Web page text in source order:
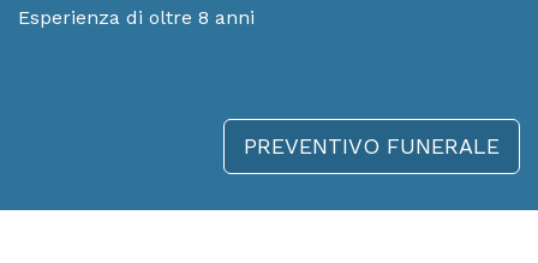
Esperienza di oltre 8 anni
PREVENTIVO FUNERALE